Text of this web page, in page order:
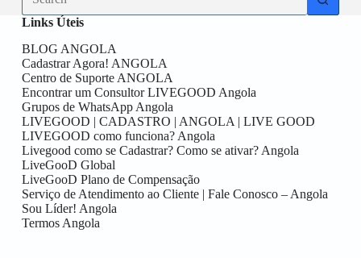
results
Links Úteis
BLOG ANGOLA
Cadastrar Agora! ANGOLA
Centro de Suporte ANGOLA
Encontrar um Consultor LIVEGOOD Angola
Grupos de WhatsApp Angola
LIVEGOOD | CADASTRO | ANGOLA | LIVE GOOD
LIVEGOOD como funciona? Angola
Livegood como se Cadastrar? Como se ativar? Angola
LiveGooD Global
LiveGooD Plano de Compensação
Serviço de Atendimento ao Cliente | Fale Conosco – Angola
Sou Líder! Angola
Termos Angola